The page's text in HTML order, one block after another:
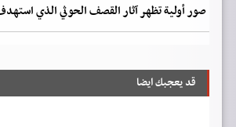
صور أولية تظهر آثار القصف الحوثي الذي
قد يعجبك ايضا